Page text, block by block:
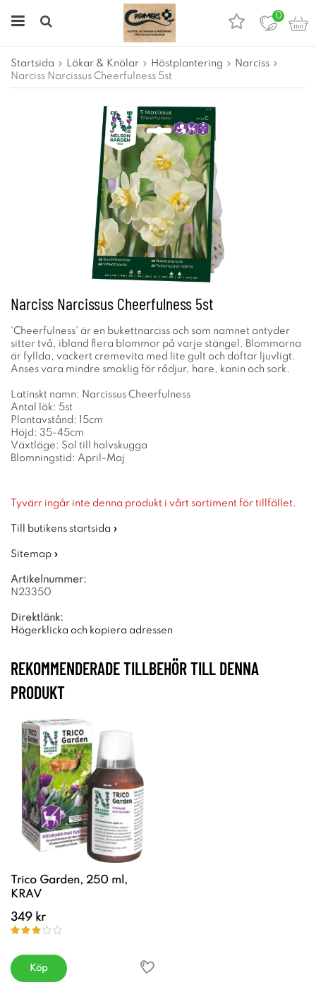
0
Startsida Lökar & Knölar Höstplantering
Narciss
Narciss Narcissus Cheerfulness 5st
Narciss Narcissus Cheerfulness 5st
'Cheerfulness' är en bukettnarciss och som namnet antyder
sitter två, ibland flera blommor på varje stängel. Blommorna
är fyllda, vackert cremevita med lite gult och doftar ljuvligt.
Anses vara mindre smaklig för rådjur, hare, kanin och sork.
Latinskt namn: Narcissus Cheerfulness
Antal lök: 5st
Plantavstånd: 15cm
Höjd: 35-45cm
Växtläge: Sol till halvskugga
Blomningstid: April-Maj
Tyvärr ingår inte denna produkt i vårt sortiment för tillfället.
Till butikens startsida »
Sitemap »
Artikelnummer:
N23350
Direktlänk:
Högerklicka och kopiera adressen
REKOMMENDERADE TILLBEHÖR TILL DENNA
PRODUKT
Trico Garden, 250 ml,
KRAV
349 kr
Köp